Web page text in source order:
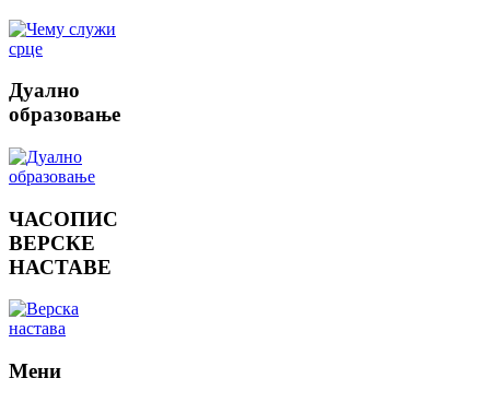
Дуално
образовање
ЧАСОПИС
ВЕРСКЕ
НАСТАВЕ
Мени